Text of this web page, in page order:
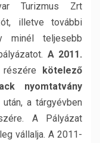
Turizmus Zrt
illetve további
minél teljesebb
A 2011.
részére kötelező
nyomtatvány
a tárgyévben
A Pályázat
vállalja. A 2011-